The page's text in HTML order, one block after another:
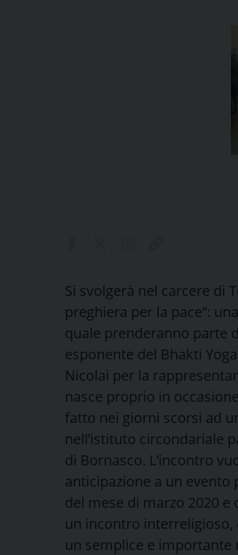
Si svolgerà nel carcere di
preghiera per la pace”:
quale prenderanno parte
esponente del Bhakti
Nicolai per la
nasce proprio in
fatto nei giorni scorsi ad
nell’istituto circondariale
di Bornasco. L’incontro
anticipazione a un
del mese di marzo 2020
un incontro interreligioso,
un semplice e importante